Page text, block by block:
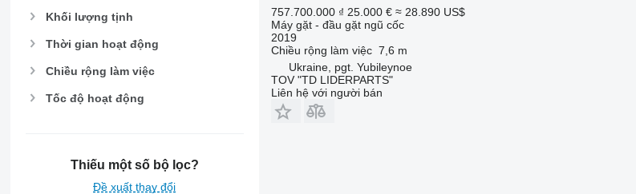
Khối lượng tịnh
Thời gian hoạt động
Chiều rộng làm việc
Tốc độ hoạt động
Thiếu một số bộ lọc?
Đề xuất thay đổi
757.700.000 ₫ 25.000 € ≈ 28.890 US$
Máy gặt - đầu gặt ngũ cốc
2019
Chiều rộng làm việc 7,6 m
Ukraine, pgt. Yubileynoe
TOV "TD LIDERPARTS"
Liên hệ với người bán